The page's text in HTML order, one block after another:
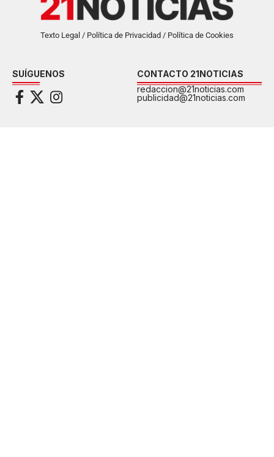
Texto Legal / Política de Privacidad / Política de Cookies
SUÍGUENOS
CONTACTO 21NOTICIAS
redaccion@21noticias.com
publicidad@21noticias.com